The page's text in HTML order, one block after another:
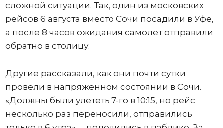
сложной ситуации. Так, один из московских
рейсов 6 августа вместо Сочи посадили в Уфе,
а после 8 часов ожидания самолет отправили
обратно в столицу.
Другие рассказали, как они почти сутки
провели в напряженном состоянии в Сочи.
«Должны были улететь 7-го в 10:15, но рейс
несколько раз переносили, отправились